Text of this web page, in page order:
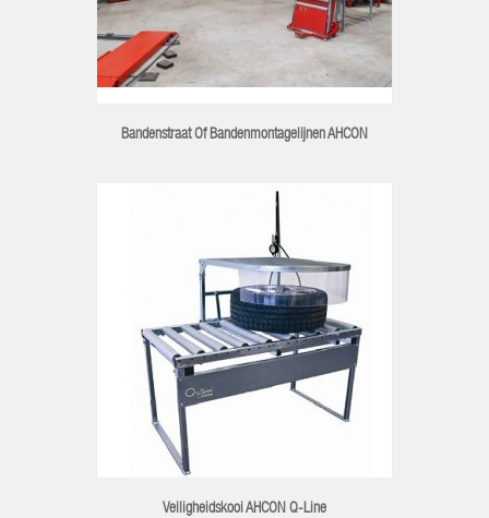
Bandenstraat Of Bandenmontagelijnen AHCON
Veiligheidskooi AHCON Q-Line